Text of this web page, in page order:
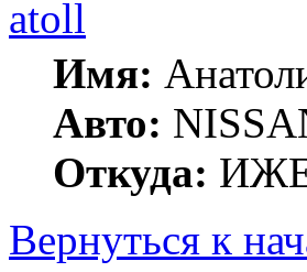
atoll
Имя:
Авто:
Откуда:
Вернуться к